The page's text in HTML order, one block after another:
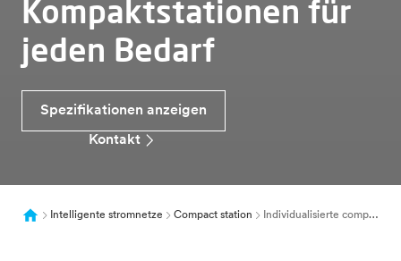
Kompaktstationen für
jeden Bedarf
Spezifikationen anzeigen
Kontakt
Intelligente stromnetze Compact station Individualisierte compact station